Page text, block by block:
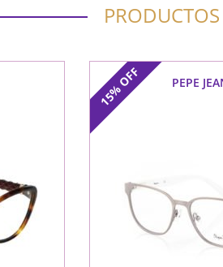
15%
OFF PEPE